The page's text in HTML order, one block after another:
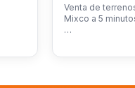
Venta de
Mixco a 5
…